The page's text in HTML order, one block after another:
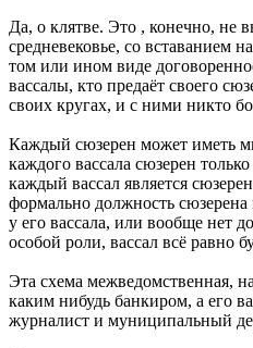
Да, о клятве. Это , конечно, не
средневековье, со вставанием
том или ином виде
вассалы, кто предаёт своего
своих кругах, и с ними никто
Каждый сюзерен может иметь
каждого вассала сюзерен
каждый вассал является
формально должность
у его вассала, или вообще нет
особой роли, вассал всё равно
Эта схема межведомственная,
каким нибудь банкиром, а его
журналист и муниципальный